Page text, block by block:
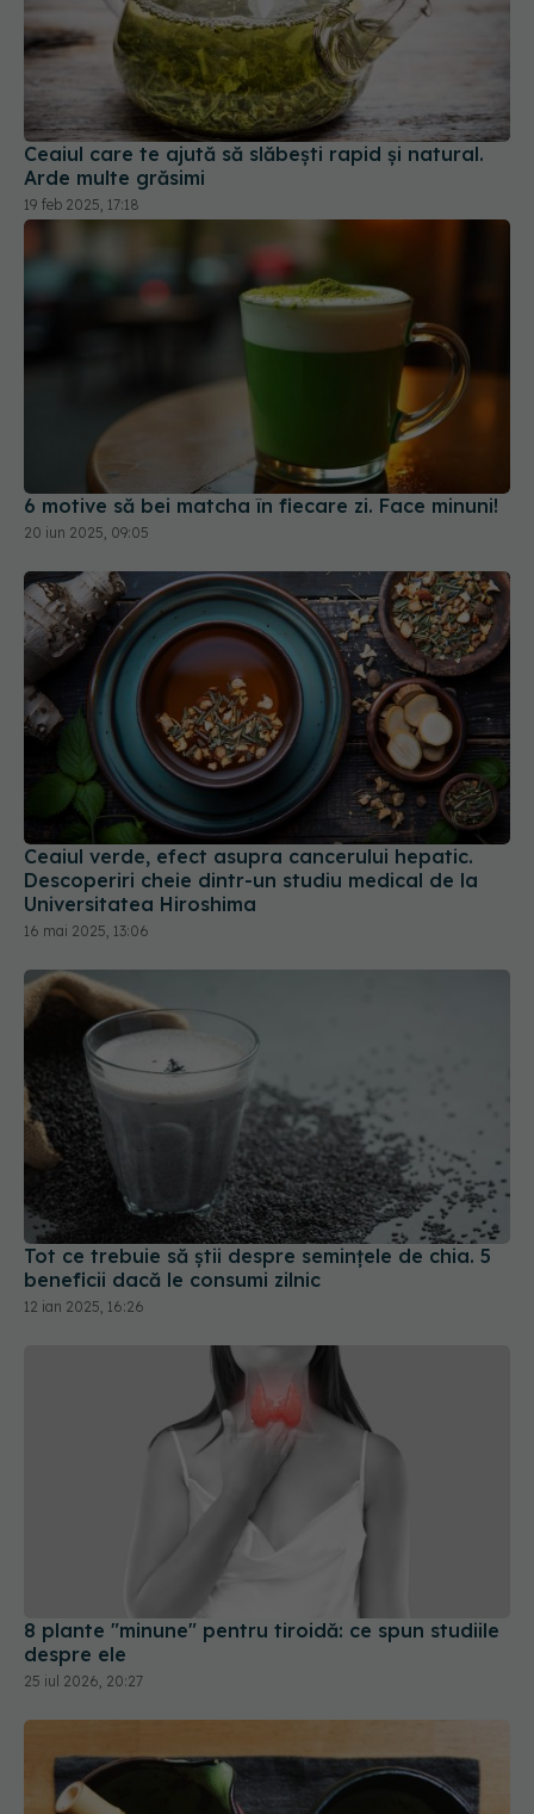
Ceaiul care te ajută să slăbești rapid și natural.
Arde multe grăsimi
19 feb 2025, 17:18
6 motive să bei matcha în fiecare zi. Face minuni!
20 iun 2025, 09:05
Ceaiul verde, efect asupra cancerului hepatic.
Descoperiri cheie dintr-un studiu medical de la
Universitatea Hiroshima
16 mai 2025, 13:06
Tot ce trebuie să știi despre semințele de chia. 5
beneficii dacă le consumi zilnic
12 ian 2025, 16:26
8 plante "minune" pentru tiroidă: ce spun studiile
25 iul 2026, 20:27